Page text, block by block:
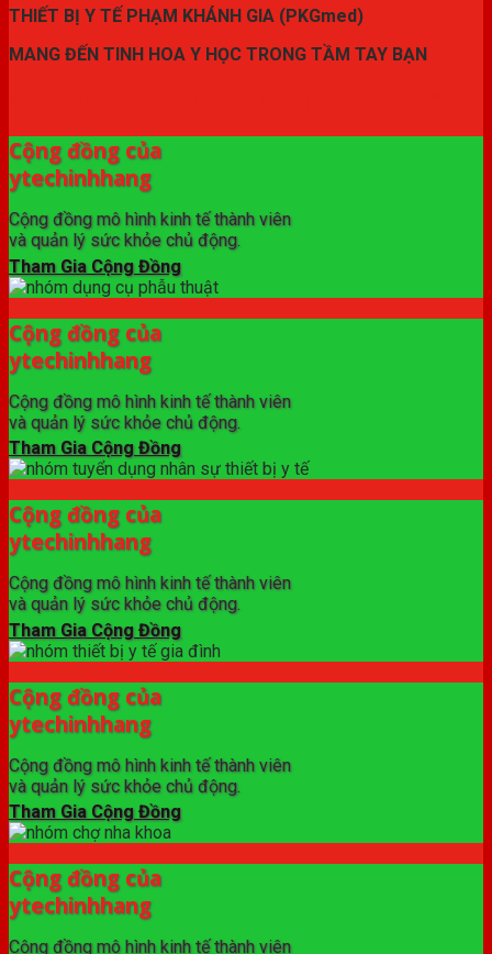
THIẾT BỊ Y TẾ PHẠM KHÁNH GIA (PKGmed)
MANG ĐẾN TINH HOA Y HỌC TRONG TẦM TAY BẠN
Cộng đồng của
ytechinhhang
Cộng đồng mô hình kinh tế thành viên
và quản lý sức khỏe chủ động.
Tham Gia Cộng Đồng
Cộng đồng của
ytechinhhang
Cộng đồng mô hình kinh tế thành viên
và quản lý sức khỏe chủ động.
Tham Gia Cộng Đồng
Cộng đồng của
ytechinhhang
Cộng đồng mô hình kinh tế thành viên
và quản lý sức khỏe chủ động.
Tham Gia Cộng Đồng
Cộng đồng của
ytechinhhang
Cộng đồng mô hình kinh tế thành viên
và quản lý sức khỏe chủ động.
Tham Gia Cộng Đồng
Cộng đồng của
ytechinhhang
Cộng đồng mô hình kinh tế thành viên